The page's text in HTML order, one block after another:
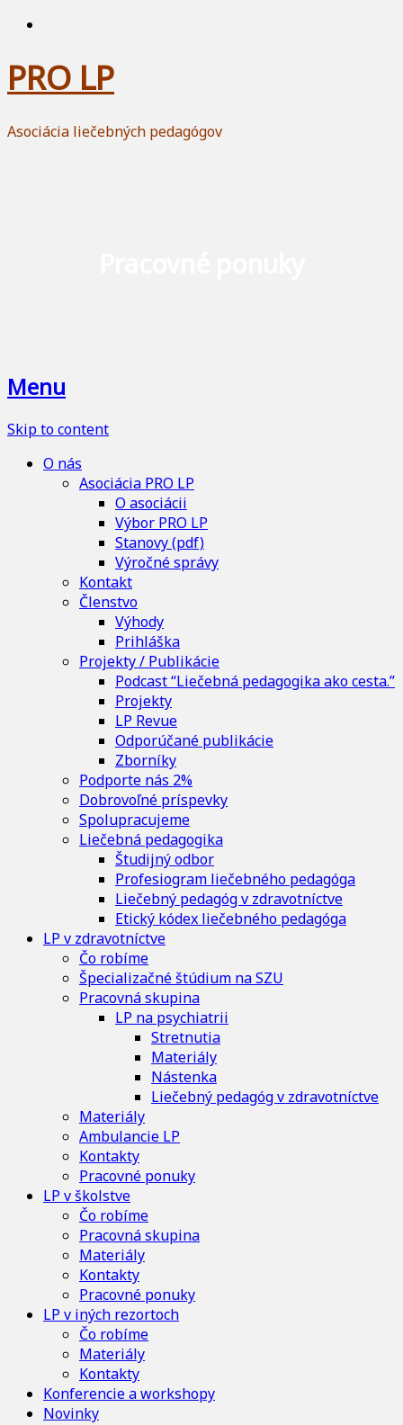
PRO LP
Asociácia liečebných pedagógov
Menu
Skip to content
O nás
Asociácia PRO LP
O asociácii
Výbor PRO LP
Stanovy (pdf)
Výročné správy
Kontakt
Členstvo
Výhody
Prihláška
Projekty / Publikácie
Podcast “Liečebná pedagogika ako cesta.”
Projekty
LP Revue
Odporúčané publikácie
Zborníky
Podporte nás 2%
Dobrovoľné príspevky
Spolupracujeme
Liečebná pedagogika
Študijný odbor
Profesiogram liečebného pedagóga
Liečebný pedagóg v zdravotníctve
Etický kódex liečebného pedagóga
LP v zdravotníctve
Čo robíme
Špecializačné štúdium na SZU
Pracovná skupina
LP na psychiatrii
Stretnutia
Materiály
Nástenka
Liečebný pedagóg v zdravotníctve
Materiály
Ambulancie LP
Kontakty
Pracovné ponuky
LP v školstve
Čo robíme
Pracovná skupina
Materiály
Kontakty
Pracovné ponuky
LP v iných rezortoch
Čo robíme
Materiály
Kontakty
Konferencie a workshopy
Novinky